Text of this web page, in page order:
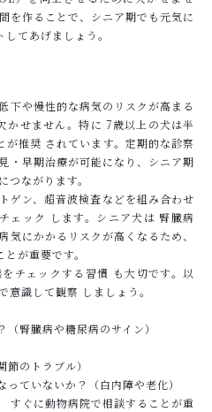
を作ることで、シニア期でも元気に
てあげましょう。
下や慢性的な病気のリスクが高まる
かせません。特に 7歳以上の犬は半
推奨 されています。定期的な診察
・早期治療が可能になり、シニア期
つながります。
ゲン、超音波検査などを組み合わせ
ェック します。シニア犬は 腎臓病
にかかるリスクが高くなるため、
が重要です。
チェックする習慣 も大切です。以
意識して観察 しましょう。
腎臓病や糖尿病のサイン）
のトラブル）
ていないか？（白内障や老化）
すぐに動物病院で相談することが重